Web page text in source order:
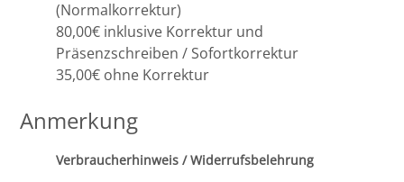
(Normalkorrektur)
80,00€ inklusive Korrektur und
Präsenzschreiben / Sofortkorrektur
35,00€ ohne Korrektur
Anmerkung
Verbraucherhinweis / Widerrufsbelehrung
Münster
Osnabrück
Passau
Potsdam